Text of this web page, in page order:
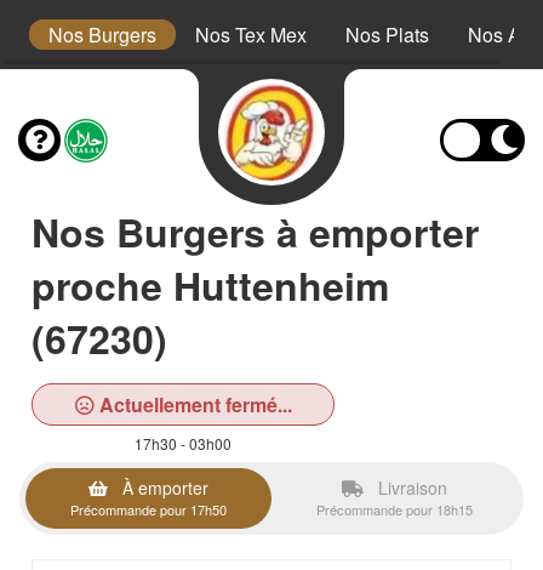
Nos Burgers Nos Tex Mex Nos Plats Nos
Nos Burgers à emporter
proche Huttenheim
(67230)
Actuellement fermé...
17h30 - 03h00
À emporter
Précommande pour 17h50
Livraison
Précommande pour 18h15